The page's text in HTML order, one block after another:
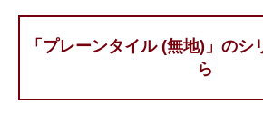
「プレーンタイル (無地)」のシ
ら